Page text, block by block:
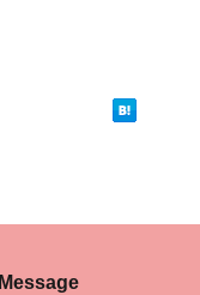
Message